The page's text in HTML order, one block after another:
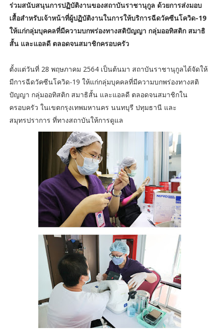
ร่วมสนับสนุนการปฏิบัติงานของสถาบันราชานุกูล ด้วยการส่งมอบ
เสื้อสำหรับเจ้าหน้าที่ผู้ปฏิบัติงานในการให้บริการฉีดวัคซีนโควิด-19
ให้แก่กลุ่มบุคคลที่มีความบกพร่องทางสติปัญญา กลุ่มออทิสติก สมาธิ
สั้น และแอลดี ตลอดจนสมาชิกครอบครัว
ตั้งแต่วันที่ 28 พฤษภาคม 2564 เป็นต้นมา สถาบันราชานุกูลได้จัดให้
มีการฉีดวัคซีนโควิด-19 ให้แก่กลุ่มบุคคลที่มีความบกพร่องทางสติ
ปัญญา กลุ่มออทิสติก สมาธิสั้น และแอลดี ตลอดจนสมาชิกใน
ครอบครัว ในเขตกรุงเทพมหานคร นนทบุรี ปทุมธานี และ
สมุทรปราการ ที่ทางสถาบันให้การดูแล